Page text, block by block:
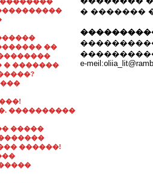
��
� �������
����������
�����
������!
� �������
����������
e-